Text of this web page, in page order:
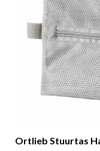
Ortlieb Stuurtas